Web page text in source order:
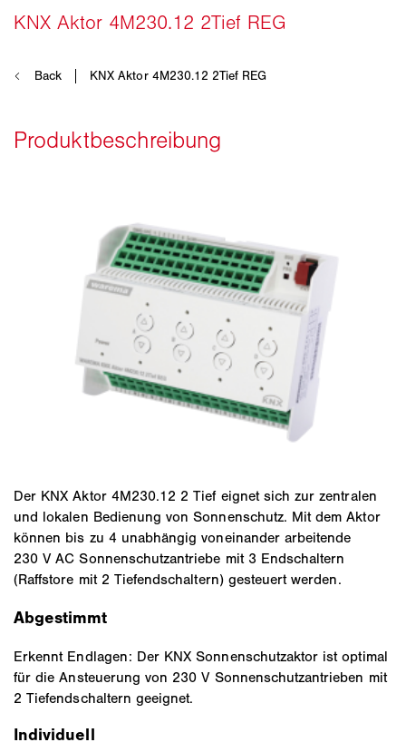
Der KNX Aktor 4M230.12 2 Tief eignet sich zur zentralen
und lokalen Bedienung von Sonnenschutz. Mit dem Aktor
können bis zu 4 unabhängig voneinander arbeitende
230 V AC Sonnenschutzantriebe mit 3 Endschaltern
(Raffstore mit 2 Tiefendschaltern) gesteuert werden.
Abgestimmt
Erkennt Endlagen: Der KNX Sonnenschutzaktor ist optimal
für die Ansteuerung von 230 V Sonnenschutzantrieben mit
2 Tiefendschaltern geeignet.
Individuell